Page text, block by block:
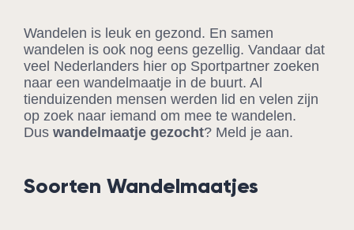
Wandelen is leuk en gezond. En samen
wandelen is ook nog eens gezellig. Vandaar dat
veel Nederlanders hier op Sportpartner zoeken
naar een wandelmaatje in de buurt. Al
tienduizenden mensen werden lid en velen zijn
op zoek naar iemand om mee te wandelen.
Dus wandelmaatje gezocht? Meld je aan.
Soorten Wandelmaatjes